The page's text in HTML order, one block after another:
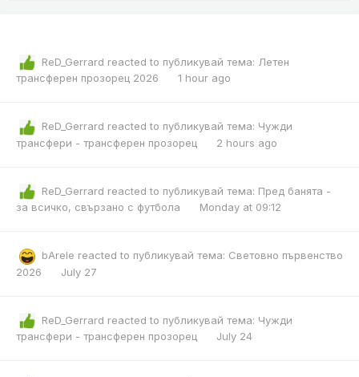
ReD_Gerrard reacted to публикувай тема: Летен
трансферен прозорец 2026
1 hour ago
ReD_Gerrard reacted to публикувай тема: Чужди
трансфери - трансферен прозорец
2 hours ago
ReD_Gerrard reacted to публикувай тема: Пред банята -
за всичко, свързано с футбола
Monday at 09:12
bArele reacted to публикувай тема: Световно първенство
2026
July 27
ReD_Gerrard reacted to публикувай тема: Чужди
трансфери - трансферен прозорец
July 24